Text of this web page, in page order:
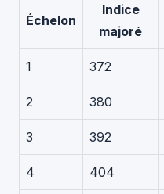
Échelon
Indice
majoré
1 372
2 380
3 392
4 404